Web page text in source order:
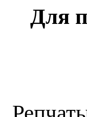
Для